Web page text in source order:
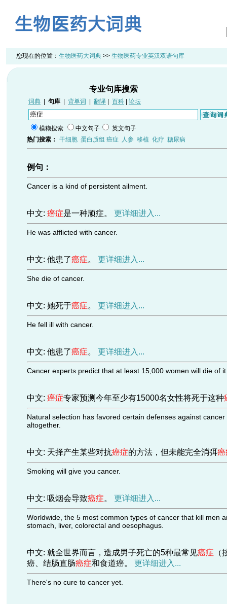
您现在的位置： 生物医药大词典 >> 生物医药专业英汉双语句库
专业句库搜索
词典 句库 背单词 翻译 百科 论坛
模糊搜索 中文句子
英文句子
热门搜索： 干细胞 蛋白质组 癌症 人参 移植 化疗 糖尿病
例句：
Cancer is a kind of persistent ailment.
中文: 癌症是一种顽症。 更详细进入...
He was afflicted with cancer.
中文: 他患了癌症。 更详细进入...
She die of cancer.
中文: 她死于癌症。 更详细进入...
He fell ill with cancer.
中文: 他患了癌症。 更详细进入...
Cancer experts predict that at least 15,000 women will die of
中文: 癌症专家预测今年至少有15000名女性将死于这种
Natural selection has favored certain defenses against
altogether.
中文: 天择产生某些对抗癌症的方法，但未能完全消弭癌
Smoking will give you cancer.
中文: 吸烟会导致癌症。 更详细进入...
Worldwide, the 5 most common types of cancer that kill men
stomach, liver, colorectal and oesophagus.
中文: 就全世界而言，造成男子死亡的5种最常见癌症
癌、结肠直肠癌症和食道癌。 更详细进入...
There's no cure to cancer yet.